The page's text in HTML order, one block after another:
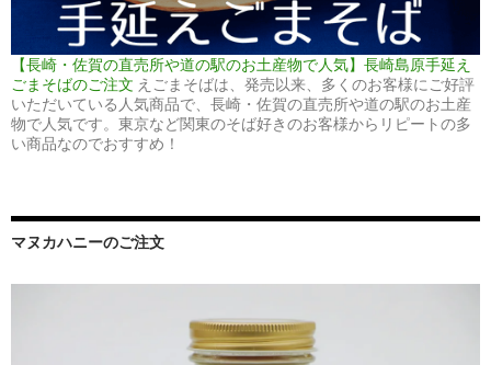
【長崎・佐賀の直売所や道の駅のお土産物で人気】長崎島原手延え
ごまそばのご注文 えごまそばは、発売以来、多くのお客様にご好評
いただいている人気商品で、長崎・佐賀の直売所や道の駅のお土産
物で人気です。東京など関東のそば好きのお客様からリピートの多
い商品なのでおすすめ！
マヌカハニーのご注文